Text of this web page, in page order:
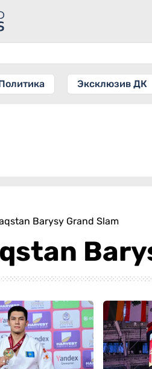
Эксклюзив ДК
Barysy Grand Slam